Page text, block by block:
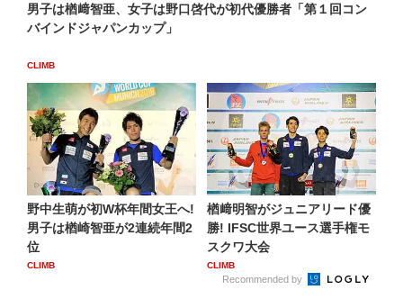
男子は楢﨑智亜、女子は野口啓代が初代優勝者「第１回コン
バインドジャパンカップ」
CLIMB
野中生萌が初W杯年間女王へ!
男子は楢崎智亜が2連続年間2
位
CLIMB
楢﨑明智がジュニアリード優
勝! IFSC世界ユース選手権モ
スクワ大会
CLIMB
Recommended by